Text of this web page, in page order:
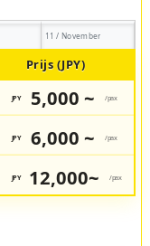
11 / November
Prijs (JPY)
JPY 5,000 ~ /pax
JPY 6,000 ~ /pax
JPY 12,000~ /pax